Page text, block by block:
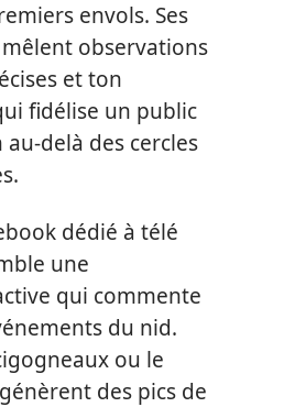
envols. Ses
observations
et ton
fidélise un public
delà des cercles
dédié à télé
une
qui commente
du nid.
ou le
des pics de